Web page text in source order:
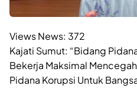
Views News: 372
Kajati Sumut: “Bidang
Bekerja Maksimal
Pidana Korupsi Untuk